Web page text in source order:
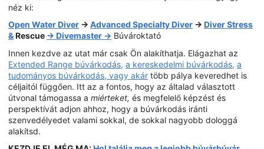
néz ki:
Open Water Diver → Advanced Specialty Diver → Diver Stress
&Rescue → Divemaster → Búvároktató
Innen kezdve az utat már csak Ön alakíthatja. Elágazhat az
Extended Range búvárkodás, a kereskedelmi búvárkodás, a
tudományos búvárkodás, vagy akár több pálya keveredhet is
céljaitól függően. Itt az a fontos, hogy az általad választott
útvonal támogassa a miérteket, és megfelelő képzést és
perspektívát adjon ahhoz, hogy a búvárkodás iránti
szenvedélyedet valami sokkal, de sokkal nagyobb dologgá
alakítsd.